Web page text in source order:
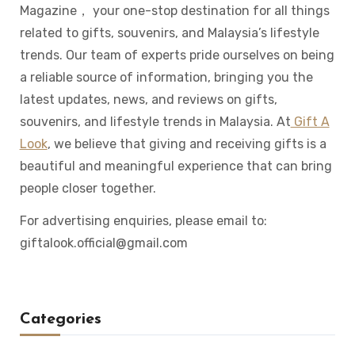
Magazine， your one-stop destination for all things
related to gifts, souvenirs, and Malaysia’s lifestyle
trends. Our team of experts pride ourselves on being
a reliable source of information, bringing you the
latest updates, news, and reviews on gifts,
souvenirs, and lifestyle trends in Malaysia. At Gift A
Look, we believe that giving and receiving gifts is a
beautiful and meaningful experience that can bring
people closer together.
For advertising enquiries, please email to:
giftalook.official@gmail.com
Categories